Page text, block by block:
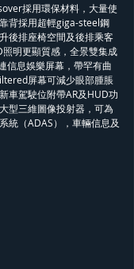
採用環保材料，大量使
背採用超輕giga-steel鋼
後排座椅空間及後排乘客
明更顯質感，全景雙集成
信息娛樂屏幕，帶罕有曲
屏幕可減少眼部腫脹
車駕駛位附帶AR及HUD功
型三維圖像投射器，可為
統（ADAS），車輛信息及